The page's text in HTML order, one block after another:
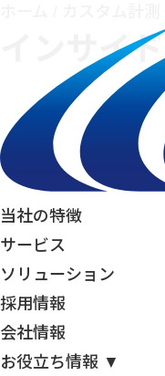
当社の特徴
サービス
ソリューション
採用情報
会社情報
お役立ち情報 ▼
インサイ